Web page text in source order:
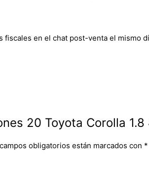
en el chat post-venta el mismo
20 Toyota Corolla
obligatorios están marcados con *